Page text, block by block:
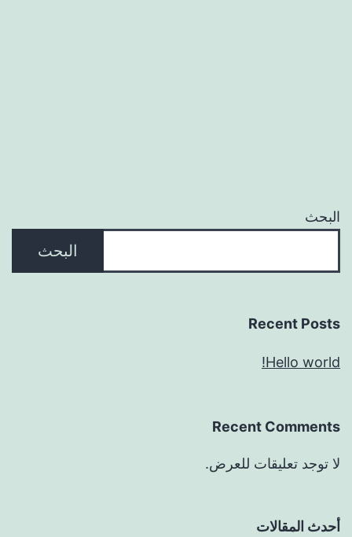
البحث
البحث
Recent Posts
Hello world!
Recent Comments
لا توجد تعليقات للعرض.
أحدث المقالات